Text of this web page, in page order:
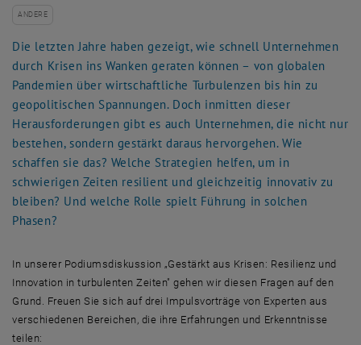
ANDERE
Die letzten Jahre haben gezeigt, wie schnell Unternehmen
durch Krisen ins Wanken geraten können – von globalen
Pandemien über wirtschaftliche Turbulenzen bis hin zu
geopolitischen Spannungen. Doch inmitten dieser
Herausforderungen gibt es auch Unternehmen, die nicht nur
bestehen, sondern gestärkt daraus hervorgehen. Wie
schaffen sie das? Welche Strategien helfen, um in
schwierigen Zeiten resilient und gleichzeitig innovativ zu
bleiben? Und welche Rolle spielt Führung in solchen
Phasen?
In unserer Podiumsdiskussion „Gestärkt aus Krisen: Resilienz und
Innovation in turbulenten Zeiten" gehen wir diesen Fragen auf den
Grund. Freuen Sie sich auf drei Impulsvorträge von Experten aus
verschiedenen Bereichen, die ihre Erfahrungen und Erkenntnisse
teilen: